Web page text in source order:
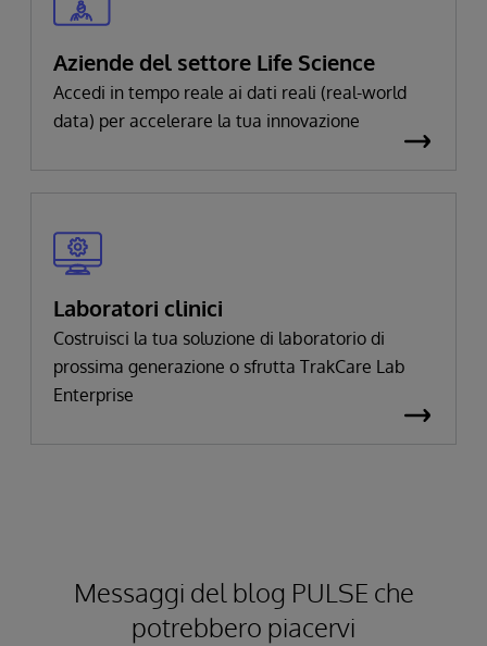
Aziende del settore Life Science
Accedi in tempo reale ai dati reali (real-world
data) per accelerare la tua innovazione
Laboratori clinici
Costruisci la tua soluzione di laboratorio di
prossima generazione o sfrutta TrakCare Lab
Enterprise
Messaggi del blog PULSE che
potrebbero piacervi